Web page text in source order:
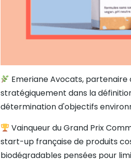
Emeriane Avocats,
stratégiquement dans la
détermination d'objectifs
Vainqueur du Grand Prix
start-up française de produits
biodégradables pensées pour